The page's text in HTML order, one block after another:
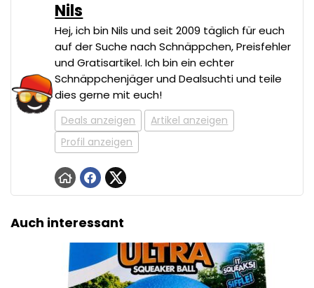
Nils
Hej, ich bin Nils und seit 2009 täglich für euch
auf der Suche nach Schnäppchen, Preisfehler
und Gratisartikel. Ich bin ein echter
Schnäppchenjäger und Dealsuchti und teile
dies gerne mit euch!
Deals anzeigen
Artikel anzeigen
Profil anzeigen
Auch interessant